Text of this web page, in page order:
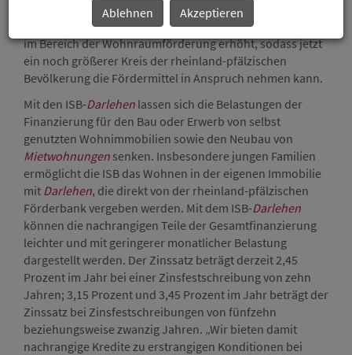
Landeswohnraumförderungsgesetz hat das Land
außerdem zu Beginn des Jahres die Einkommensgrenzen
im Bereich der Wohnraumförderung erhöht, sodass jetzt
ein noch größerer Kreis der rheinland-pfälzischen
Bevölkerung die Fördermittel in Anspruch nehmen kann.
Mit den ISB-Darlehen lassen sich die Belastungen der
Finanzierung für den Bau oder Erwerb von selbst
genutzten Wohnimmobilien sowie den Neubau von
Mietwohnungen senken. Insbesondere jungen Familien
ermöglicht die ISB das Wohnen in der eigenen Immobilie
mit Darlehen, die direkt von der rheinland-pfälzischen
Förderbank vergeben werden. Mit dem ISB-Darlehen
können die nachrangigen Teile der Gesamtfinanzierung
leichter und mit geringerer monatlicher Belastung
dargestellt werden. Der Zinssatz beträgt derzeit 2,45
Prozent im Jahr bei einer Zinsfestschreibung von zehn
Jahren; 3,15 Prozent und 3,45 Prozent im Jahr beträgt der
Zinssatz bei Zinsfestschreibungen von fünfzehn
beziehungsweise zwanzig Jahren. „Wir bieten damit
nachrangige Kredite zu erstrangigen Konditionen bei
Ablehnen
Akzeptieren